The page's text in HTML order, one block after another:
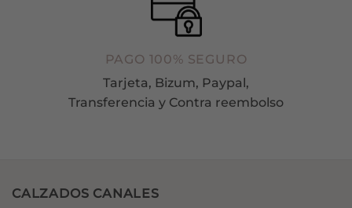
PAGO 100% SEGURO
Tarjeta, Bizum, Paypal,
Transferencia y Contra reembolso
CALZADOS CANALES